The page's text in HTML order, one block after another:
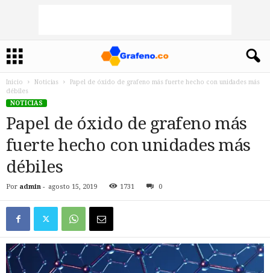
Inicio Noticias
Papel de óxido de grafeno más fuerte hecho con unidades más
débiles
NOTICIAS
Papel de óxido de grafeno más
fuerte hecho con unidades más
débiles
Por admin - agosto 15, 2019 1731 0